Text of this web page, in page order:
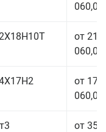
060,00
от 210
060,00
от 179
060,00
от 35